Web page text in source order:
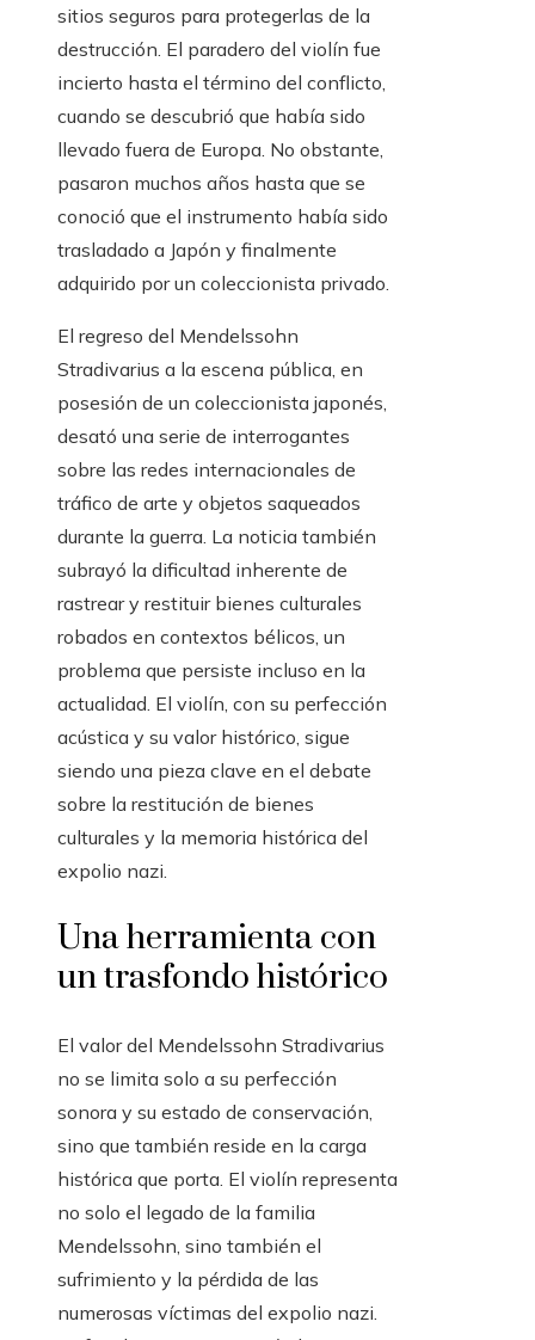
sitios seguros para protegerlas de la
destrucción. El paradero del violín fue
incierto hasta el término del conflicto,
cuando se descubrió que había sido
llevado fuera de Europa. No obstante,
pasaron muchos años hasta que se
conoció que el instrumento había sido
trasladado a Japón y finalmente
adquirido por un coleccionista privado.
El regreso del Mendelssohn
Stradivarius a la escena pública, en
posesión de un coleccionista japonés,
desató una serie de interrogantes
sobre las redes internacionales de
tráfico de arte y objetos saqueados
durante la guerra. La noticia también
subrayó la dificultad inherente de
rastrear y restituir bienes culturales
robados en contextos bélicos, un
problema que persiste incluso en la
actualidad. El violín, con su perfección
acústica y su valor histórico, sigue
siendo una pieza clave en el debate
sobre la restitución de bienes
culturales y la memoria histórica del
expolio nazi.
Una herramienta con
un trasfondo histórico
El valor del Mendelssohn Stradivarius
no se limita solo a su perfección
sonora y su estado de conservación,
sino que también reside en la carga
histórica que porta. El violín representa
no solo el legado de la familia
Mendelssohn, sino también el
sufrimiento y la pérdida de las
numerosas víctimas del expolio nazi.